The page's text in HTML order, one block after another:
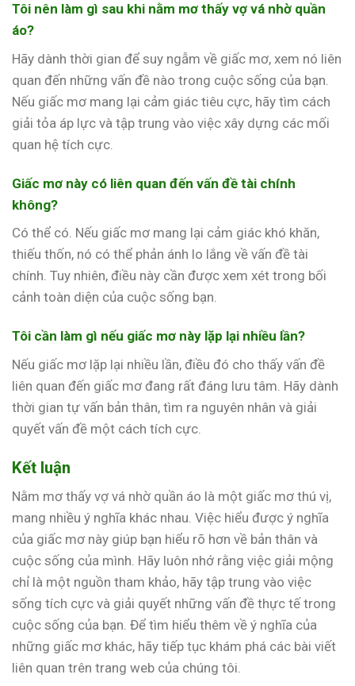
Tôi nên làm gì sau khi nằm mơ thấy vợ vá nhờ quần
áo?
Hãy dành thời gian để suy ngẫm về giấc mơ, xem nó liên
quan đến những vấn đề nào trong cuộc sống của bạn.
Nếu giấc mơ mang lại cảm giác tiêu cực, hãy tìm cách
giải tỏa áp lực và tập trung vào việc xây dựng các mối
quan hệ tích cực.
Giấc mơ này có liên quan đến vấn đề tài chính
không?
Có thể có. Nếu giấc mơ mang lại cảm giác khó khăn,
thiếu thốn, nó có thể phản ánh lo lắng về vấn đề tài
chính. Tuy nhiên, điều này cần được xem xét trong bối
cảnh toàn diện của cuộc sống bạn.
Tôi cần làm gì nếu giấc mơ này lặp lại nhiều lần?
Nếu giấc mơ lặp lại nhiều lần, điều đó cho thấy vấn đề
liên quan đến giấc mơ đang rất đáng lưu tâm. Hãy dành
thời gian tự vấn bản thân, tìm ra nguyên nhân và giải
quyết vấn đề một cách tích cực.
Kết luận
Nằm mơ thấy vợ vá nhờ quần áo là một giấc mơ thú vị,
mang nhiều ý nghĩa khác nhau. Việc hiểu được ý nghĩa
của giấc mơ này giúp bạn hiểu rõ hơn về bản thân và
cuộc sống của mình. Hãy luôn nhớ rằng việc giải mộng
chỉ là một nguồn tham khảo, hãy tập trung vào việc
sống tích cực và giải quyết những vấn đề thực tế trong
cuộc sống của bạn. Để tìm hiểu thêm về ý nghĩa của
những giấc mơ khác, hãy tiếp tục khám phá các bài viết
liên quan trên trang web của chúng tôi.